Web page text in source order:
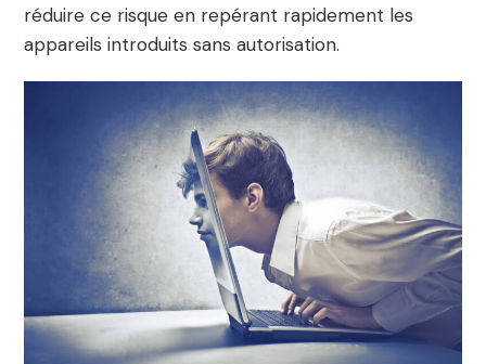
réduire ce risque en repérant rapidement les
appareils introduits sans autorisation.